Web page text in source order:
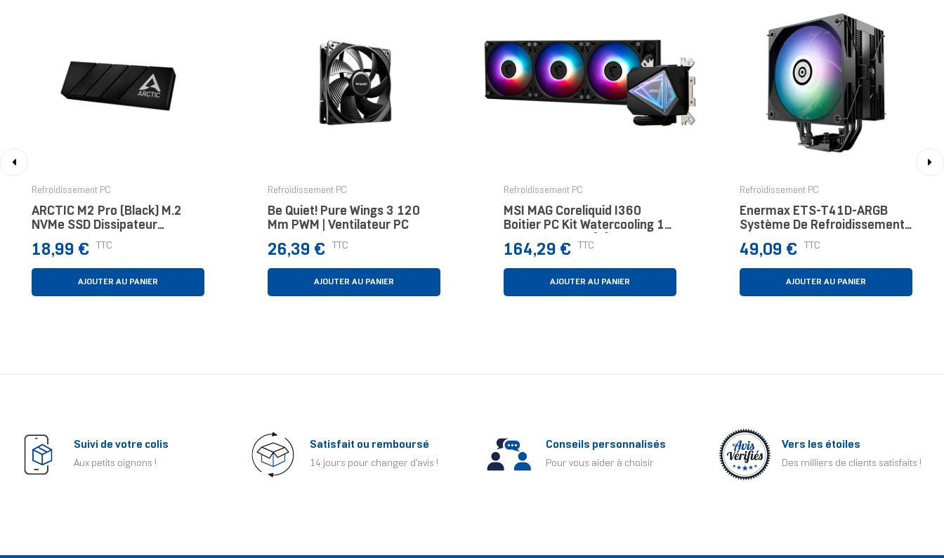
Refroidissement PC
ARCTIC M2 Pro (Black) M.2
NVMe SSD Dissipateur
Thermique/Radiateur Noir 1
Pièce(s)
Prix
18,99 € TTC
AJOUTER AU PANIER
Refroidissement PC
Be Quiet! Pure Wings 3 120
Mm PWM | Ventilateur PC
Prix
26,39 € TTC
AJOUTER AU PANIER
Refroidissement PC
MSI MAG Coreliquid I360
Boitier PC Kit Watercooling 12
Cm Noir 1 Pièce(s)
Prix
164,29 € TTC
AJOUTER AU PANIER
Refroidissement PC
Enermax ETS-T41D-ARGB
Système De Refroidissement
D’ordinateur Processeur
Refroidisseur D'air 12 Cm Noir
Prix
49,09 € TTC
AJOUTER AU PANIER
Suivi de votre colis
Aux petits oignons !
Satisfait ou remboursé
14 jours pour changer d'avis !
Conseils personnalisés
Pour vous aider à choisir
Vers les étoiles
Des milliers de clients satisfaits !